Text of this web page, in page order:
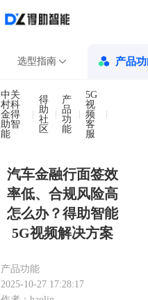
选型指南 产品
中关
村科
金得
助智
能
得
助
社
区
产
品
功
能
5G
视
频
客
服
汽车金融行面签效
率低、合规风险高
怎么办？得助智能
5G视频解决方案
产品功能
2025-10-27 17:28:17